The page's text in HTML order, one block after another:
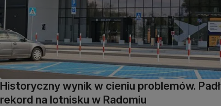
Historyczny wynik w cieniu problemów. Padł
rekord na lotnisku w Radomiu